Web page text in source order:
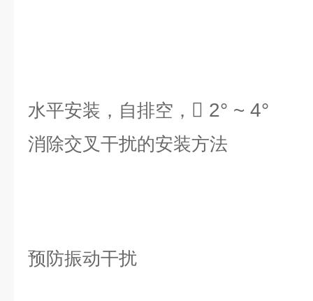
水平安装，自排空，  2° ~ 4°
消除交叉干扰的安装方法
预防振动干扰